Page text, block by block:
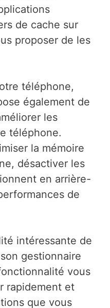
de cache sur
proposer de les
téléphone,
également de
les
téléphone.
la mémoire
désactiver les
en arrière-
de
intéressante de
gestionnaire
vous
rapidement et
que vous